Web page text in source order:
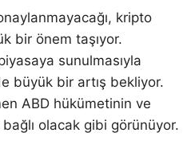
kripto
bir önem taşıyor.
sunulmasıyla
büyük bir artış bekliyor.
ABD hükümetinin ve
bağlı olacak gibi görünüyor.